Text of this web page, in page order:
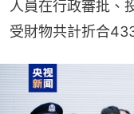
人員在行政審批、
受財物共計折合